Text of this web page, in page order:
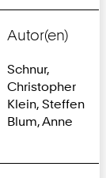
Autor(en)
Schnur,
Christopher
Klein, Steffen
Blum, Anne